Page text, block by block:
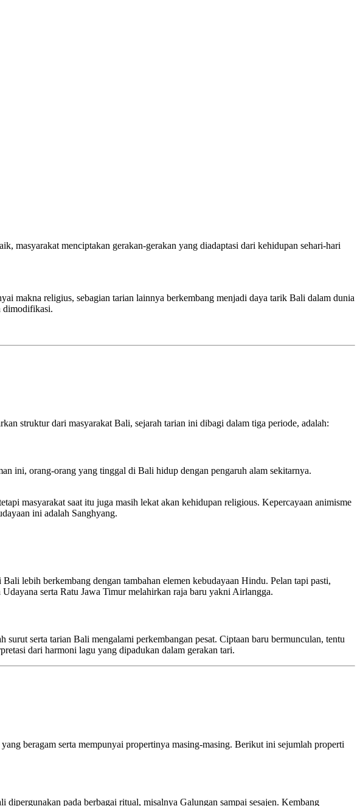
masyarakat menciptakan gerakan-gerakan yang diadaptasi dari kehidupan sehari-hari
makna religius, sebagian tarian lainnya berkembang menjadi daya tarik Bali dalam dunia
dimodifikasi.
struktur dari masyarakat Bali, sejarah tarian ini dibagi dalam tiga periode, adalah:
ini, orang-orang yang tinggal di Bali hidup dengan pengaruh alam sekitarnya.
masyarakat saat itu juga masih lekat akan kehidupan religious. Kepercayaan animisme
ini adalah Sanghyang.
lebih berkembang dengan tambahan elemen kebudayaan Hindu. Pelan tapi pasti,
serta Ratu Jawa Timur melahirkan raja baru yakni Airlangga.
serta tarian Bali mengalami perkembangan pesat. Ciptaan baru bermunculan, tentu
dari harmoni lagu yang dipadukan dalam gerakan tari.
beragam serta mempunyai propertinya masing-masing. Berikut ini sejumlah properti
pada berbagai ritual, misalnya Galungan sampai sesajen. Kembang